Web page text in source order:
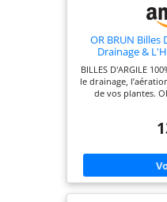
OR BRUN Billes
Drainage &
Agriculture
BILLES D'ARGILE
le drainage,
de vos plantes.
Retiennent
MULTI-USAGES :
d’intérieur comme
France : Une
soutenir une
CLIMATIQUE :